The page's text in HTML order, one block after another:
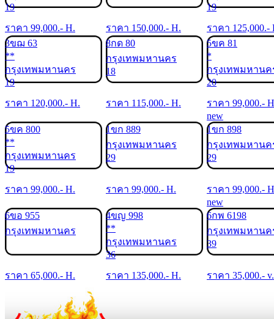
19
ราคา 99,000.- H. ราคา 150,000.- H.
19
ราคา 125,000.-
3ขฌ 63
**
กรุงเทพมหานคร
19
ราคา 120,000.- H.
8กด 80
กรุงเทพมหานคร
18
ราคา 115,000.- H.
5ขค 81
*
กรุงเทพมหานค
20
ราคา 99,000.-
5ขค 800
**
กรุงเทพมหานคร
19
ราคา 99,000.- H.
1ขก 889
กรุงเทพมหานคร
29
ราคา 99,000.- H.
new
1ขก 898
กรุงเทพมหานค
29
ราคา 99,000.-
6ขอ 955
กรุงเทพมหานคร
ราคา 65,000.- H.
4ขญ 998
**
กรุงเทพมหานคร
36
ราคา 135,000.- H.
new
6กพ 6198
กรุงเทพมหานค
39
ราคา 35,000.- v.